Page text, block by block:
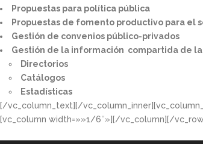
Propuestas para política pública​
Propuestas de fomento productivo para el
Gestión de convenios público-privados​
Gestión de la información compartida de
Directorios​
Catálogos​
Estadísticas
[/vc_column_text][/
[vc_column width=»»1/6″»][/vc_column][/